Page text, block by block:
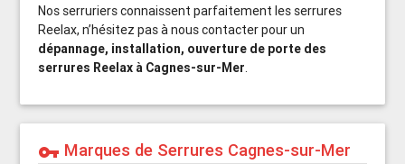
Nos serruriers connaissent parfaitement les serrures
Reelax, n’hésitez pas à nous contacter pour un
dépannage, installation, ouverture de porte des
serrures Reelax à Cagnes-sur-Mer.
vpn_key Marques de Serrures Cagnes-sur-Mer